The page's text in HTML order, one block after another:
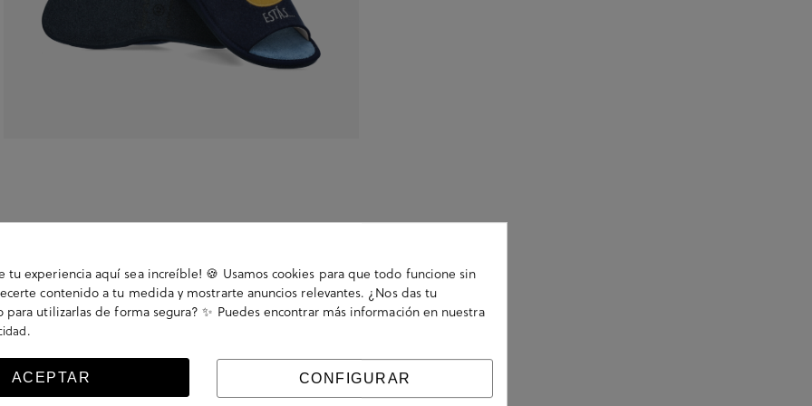
slip on. La plantilla no es extraible. Hecho en
tu experiencia aquí sea increíble! 🍪 Usamos cookies para que todo funcione sin
contenido a tu medida y mostrarte anuncios relevantes. ¿Nos das tu
utilizarlas de forma segura? ✨ Puedes encontrar más información en nuestra
.
ACEPTAR CONFIGURAR